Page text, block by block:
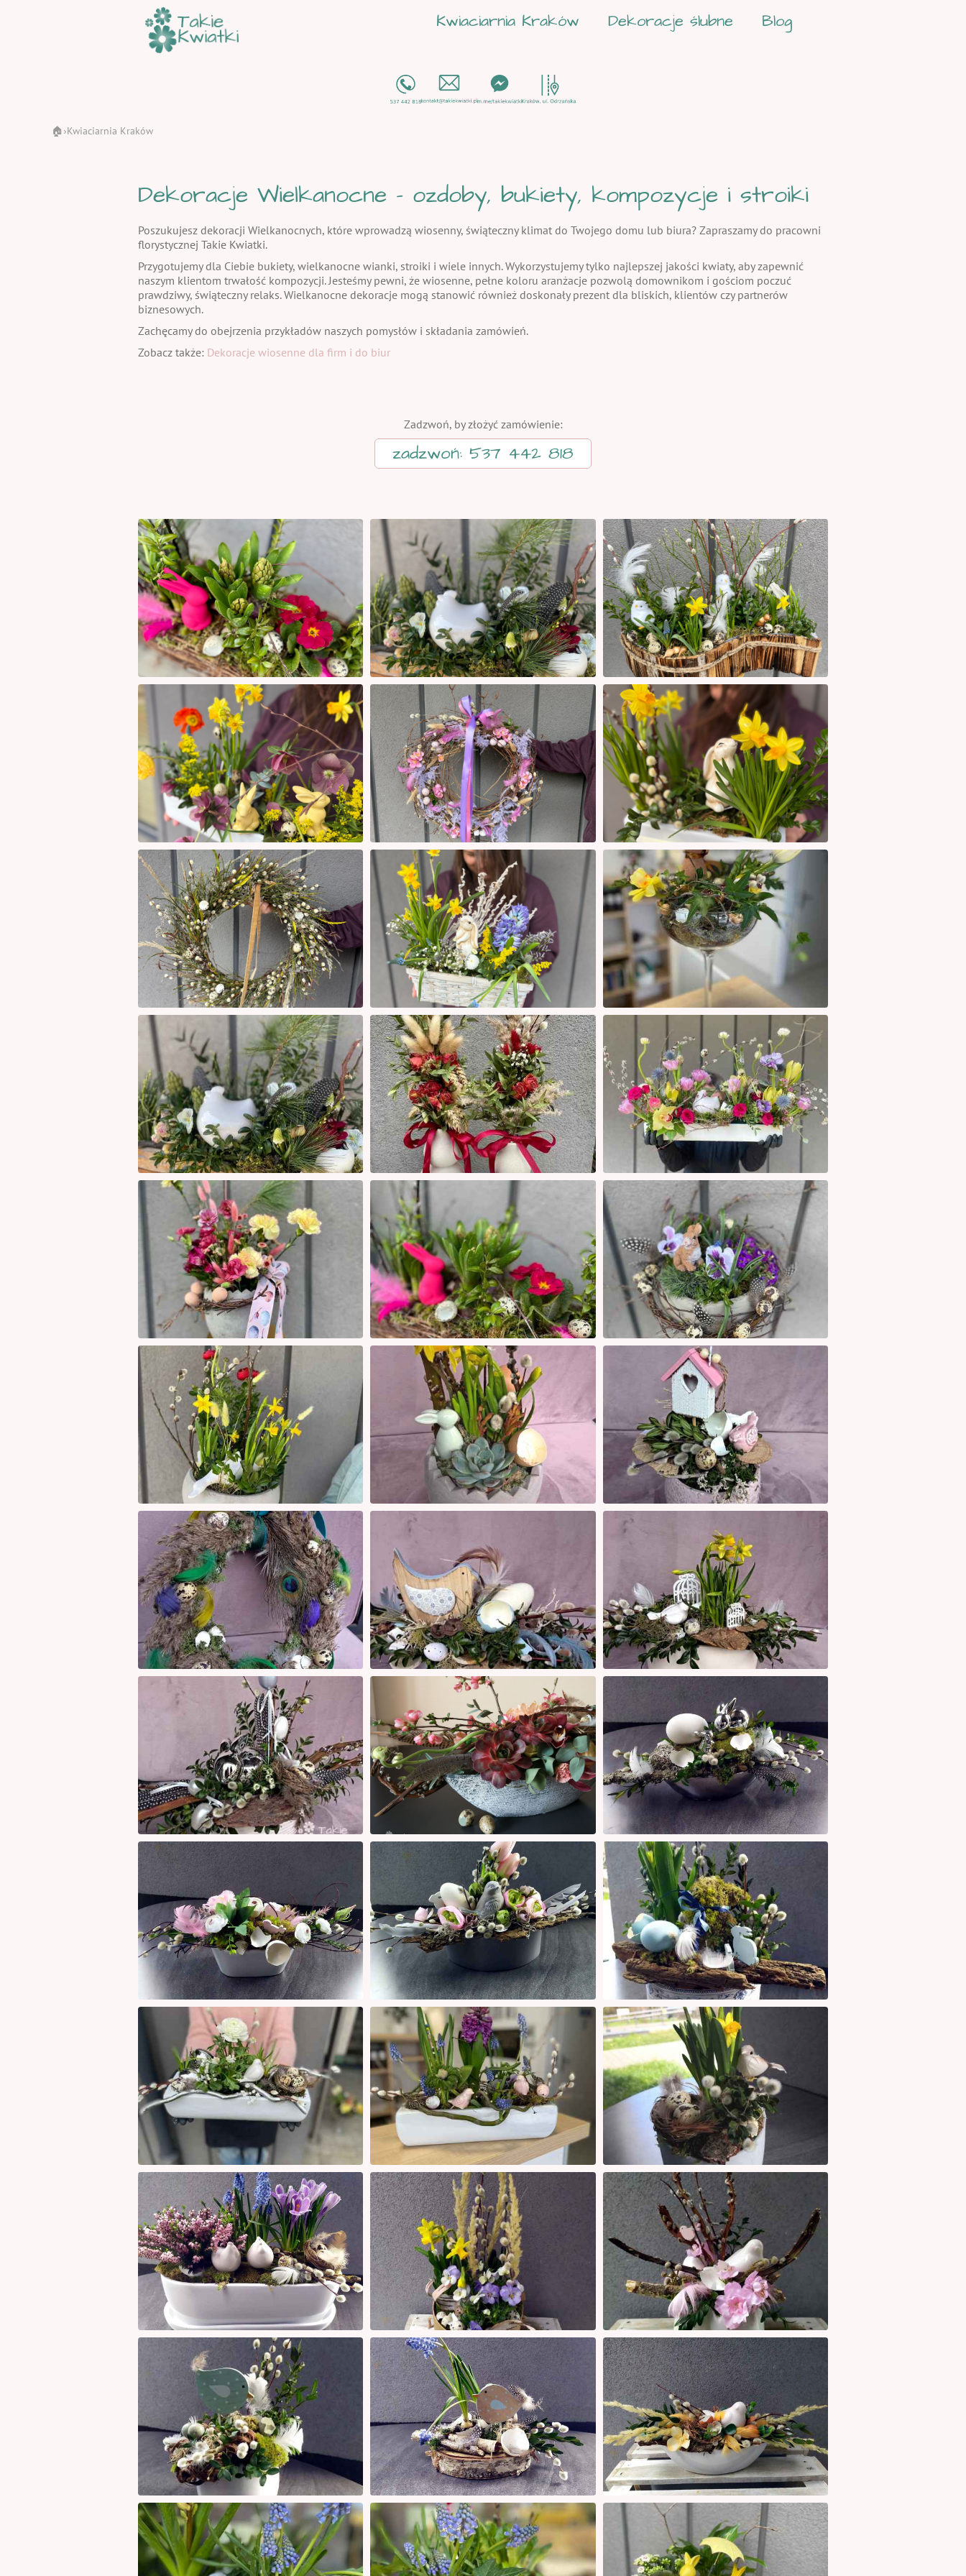
Kwiaciarnia Kraków Dekoracje ślubne Blog
🏠 ›Kwiaciarnia Kraków
Dekoracje Wielkanocne - ozdoby, bukiety, kompozycje i stroiki
Poszukujesz dekoracji Wielkanocnych, które wprowadzą wiosenny, świąteczny klimat do Twojego domu lub biura? Zapraszamy do pracowni
florystycznej Takie Kwiatki.
Przygotujemy dla Ciebie bukiety, wielkanocne wianki, stroiki i wiele innych. Wykorzystujemy tylko najlepszej jakości kwiaty, aby zapewnić
naszym klientom trwałość kompozycji. Jesteśmy pewni, że wiosenne, pełne koloru aranżacje pozwolą domownikom i gościom poczuć
prawdziwy, świąteczny relaks. Wielkanocne dekoracje mogą stanowić również doskonały prezent dla bliskich, klientów czy partnerów
biznesowych.
Zachęcamy do obejrzenia przykładów naszych pomysłów i składania zamówień.
Zobacz także: Dekoracje wiosenne dla firm i do biur
Zadzwoń, by złożyć zamówienie:
zadzwoń: 537 442 818